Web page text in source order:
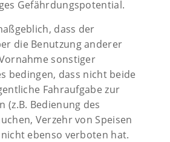
Gefährdungspotential.
dass der
die Benutzung anderer
sonstiger
bedingen, dass nicht beide
Fahraufgabe zur
(z.B. Bedienung des
Verzehr von Speisen
ebenso verboten hat.